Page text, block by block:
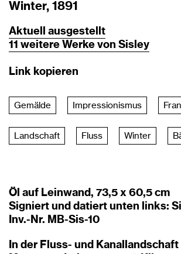
Winter, 1891
Aktuell ausgestellt
11 weitere Werke von Sisley
Link kopieren
Gemälde Impressionismus
Landschaft Fluss Winter
Öl auf Leinwand, 73,5 x 60,5 cm
Signiert und datiert unten links:
Inv.-Nr. MB-Sis-10
In der Fluss- und